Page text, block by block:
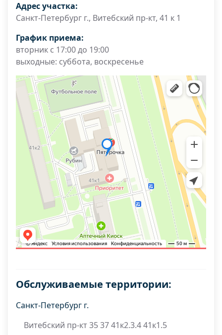
Адрес участка:
Санкт-Петербург г., Витебский пр-кт, 41 к 1
График приема:
вторник с 17:00 до 19:00
выходные: суббота, воскресенье
Обслуживаемые территории:
Санкт-Петербург г.
Витебский пр-кт 35 37 41к2.3.4 41к1.5